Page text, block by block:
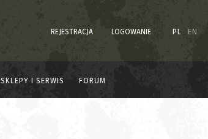
REJESTRACJA LOGOWANIE PL EN
SKLEPY I SERWIS FORUM